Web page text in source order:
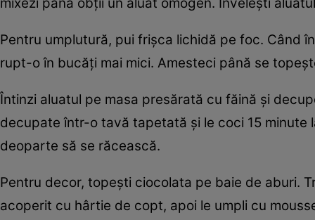
mixezi până obţii un aluat omogen. Înveleşti
Pentru umplutură, pui frişca lichidă pe foc. Când
rupt-o în bucăţi mai mici. Amesteci până se
Întinzi aluatul pe masa presărată cu făină şi
decupate într-o tavă tapetată şi le coci 15 minute
deoparte să se răcească.
Pentru decor, topeşti ciocolata pe baie de aburi.
acoperit cu hârtie de copt, apoi le umpli cu